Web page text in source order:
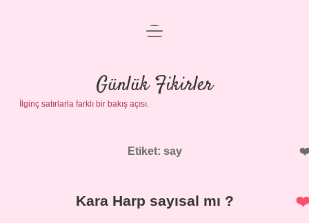
Anasayfa
Gizlilik Politikası
Yasal Uyarı
menüyü
Günlük Fikirler
İlginç satırlarla farklı bir bakış açısı.
Etiket: say
Kara Harp sayısal mı ?